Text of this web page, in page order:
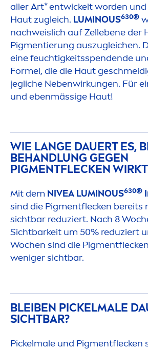
aller Art* entwickelt worden
Haut zugleich. LUMINOUS630®
nachweislich auf Zellebene der
Pigmentierung auszugleichen.
eine feuchtigkeitsspendende
Formel, die die Haut
jegliche Nebenwirkungen. Für
und ebenmässige Haut!
WIE LANGE DAUERT ES,
BEHANDLUNG GEGEN
PIGMENTFLECKEN
Mit dem NIVEA LUMINOUS630®
sind die Pigmentflecken bereits
sichtbar reduziert. Nach 8
Sichtbarkeit um 50% reduziert
Wochen sind die Pigmen
weniger sichtbar.
BLEIBEN PICKELMALE
SICHTBAR?
Pickelmale und Pigmentflecken